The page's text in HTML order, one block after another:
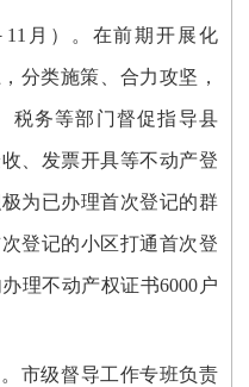
月 ） 。 在前期开展化
分类施策、合力攻坚，
税务等部门督促指导县
发票开具等不动产登
为已办理首次登记的群
登记的小区打通首次登
理不动产权证书6000户
。 市级督导工作专班负责